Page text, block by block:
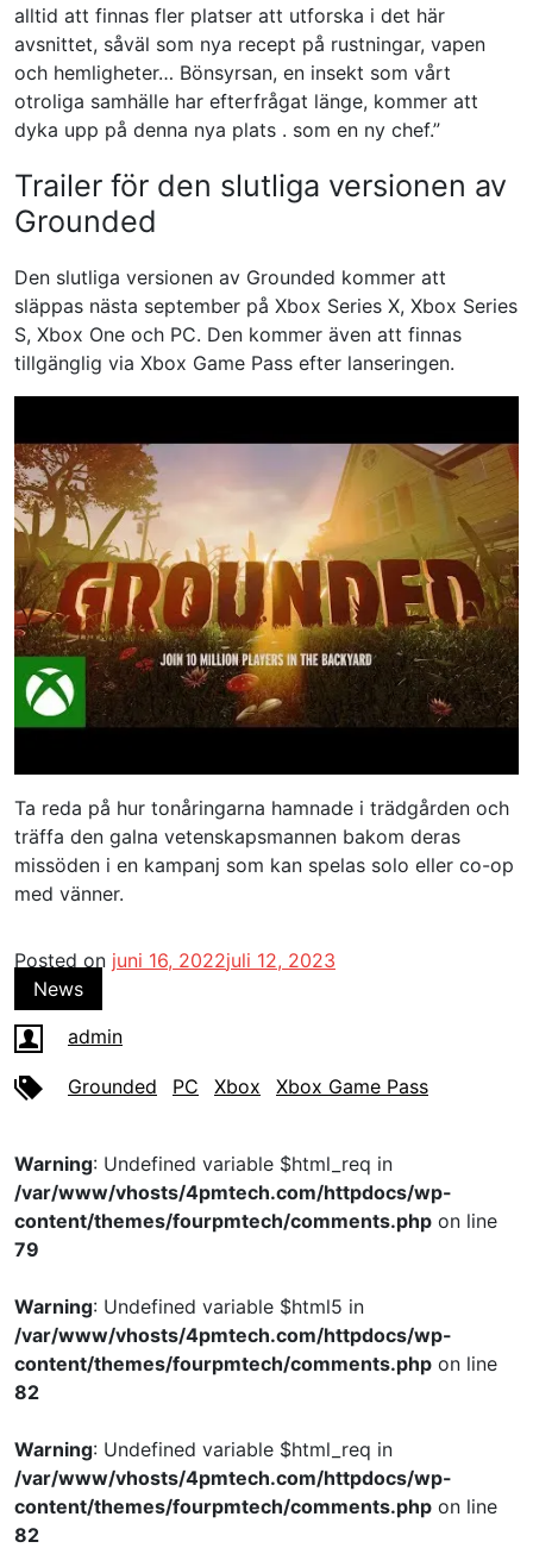
alltid att finnas fler platser att utforska i det här
avsnittet, såväl som nya recept på rustningar, vapen
och hemligheter… Bönsyrsan, en insekt som vårt
otroliga samhälle har efterfrågat länge, kommer att
dyka upp på denna nya plats . som en ny chef.”
Trailer för den slutliga versionen av
Grounded
Den slutliga versionen av Grounded kommer att
släppas nästa september på Xbox Series X, Xbox Series
S, Xbox One och PC. Den kommer även att finnas
tillgänglig via Xbox Game Pass efter lanseringen.
Ta reda på hur tonåringarna hamnade i trädgården och
träffa den galna vetenskapsmannen bakom deras
missöden i en kampanj som kan spelas solo eller co-op
med vänner.
Posted on juni 16, 2022juli 12, 2023
News
admin
Grounded PC Xbox Xbox Game Pass
Warning: Undefined variable $html_req in
/var/www/vhosts/4pmtech.com/httpdocs/wp-
content/themes/fourpmtech/comments.php on line
79
Warning: Undefined variable $html5 in
/var/www/vhosts/4pmtech.com/httpdocs/wp-
content/themes/fourpmtech/comments.php on line
82
Warning: Undefined variable $html_req in
/var/www/vhosts/4pmtech.com/httpdocs/wp-
content/themes/fourpmtech/comments.php on line
82